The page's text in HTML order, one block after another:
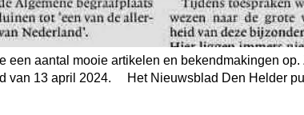
een aantal mooie artikelen en bekendmakingen
van 13 april 2024. Het Nieuwsblad Den Helder